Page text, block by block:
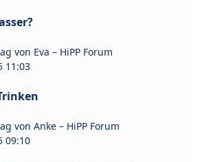
von Eva – HiPP Forum
11:03
von Anke – HiPP Forum
09:10